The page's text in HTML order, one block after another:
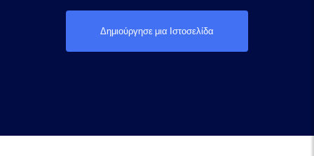
Δημιούργησε μια Ιστοσελίδα